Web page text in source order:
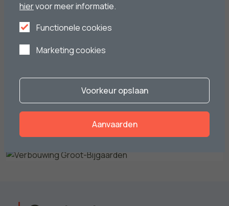
Verbouwing Groot-Bijgaarden
Bekijk het project
hiervoor meer informatie.
Functionele cookies
Marketing cookies
Voorkeur opslaan
Aanvaarden